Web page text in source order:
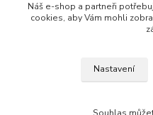
info@rb-nakuplevne.cz
Náš e-shop a partneři
cookies, aby Vám mohli
Nastavení